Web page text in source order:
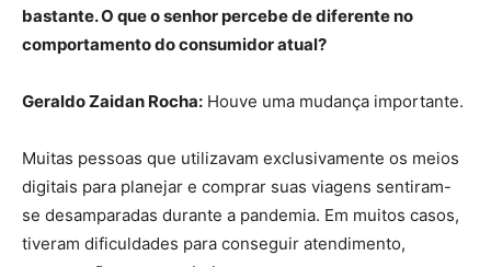
bastante. O que o senhor percebe de diferente no
comportamento do consumidor atual?
Geraldo Zaidan Rocha: Houve uma mudança importante.
Muitas pessoas que utilizavam exclusivamente os meios
digitais para planejar e comprar suas viagens sentiram-
se desamparadas durante a pandemia. Em muitos casos,
tiveram dificuldades para conseguir atendimento,